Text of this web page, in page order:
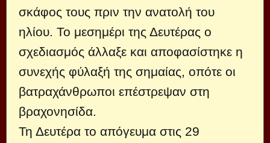
σκάφος τους πριν την ανατολή του
ηλίου. Το μεσημέρι της Δευτέρας ο
σχεδιασμός άλλαξε και αποφασίστηκε η
συνεχής φύλαξή της σημαίας, οπότε οι
βατραχάνθρωποι επέστρεψαν στη
βραχονησίδα.
Τη Δευτέρα το απόγευμα στις 29